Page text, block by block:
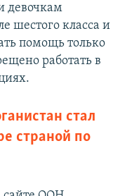
девочкам
шестого класса и
помощь только
работать в
стал
страной по